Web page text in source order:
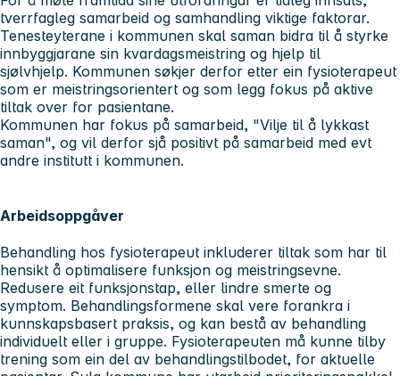
tverrfagleg samarbeid og samhandling viktige faktorar.
Tenesteyterane i kommunen skal saman bidra til å styrke
innbyggjarane sin kvardagsmeistring og hjelp til
sjølvhjelp. Kommunen søkjer derfor etter ein fysioterapeut
som er meistringsorientert og som legg fokus på aktive
tiltak over for pasientane.
Kommunen har fokus på samarbeid, "Vilje til å lykkast
saman", og vil derfor sjå positivt på samarbeid med evt
andre institutt i kommunen.
Arbeidsoppgåver
Behandling hos fysioterapeut inkluderer tiltak som har til
hensikt å optimalisere funksjon og meistringsevne.
Redusere eit funksjonstap, eller lindre smerte og
symptom. Behandlingsformene skal vere forankra i
kunnskapsbasert praksis, og kan bestå av behandling
individuelt eller i gruppe. Fysioterapeuten må kunne tilby
trening som ein del av behandlingstilbodet, for aktuelle